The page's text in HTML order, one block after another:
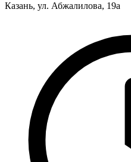
Казань, ул. Абжалилова, 19а